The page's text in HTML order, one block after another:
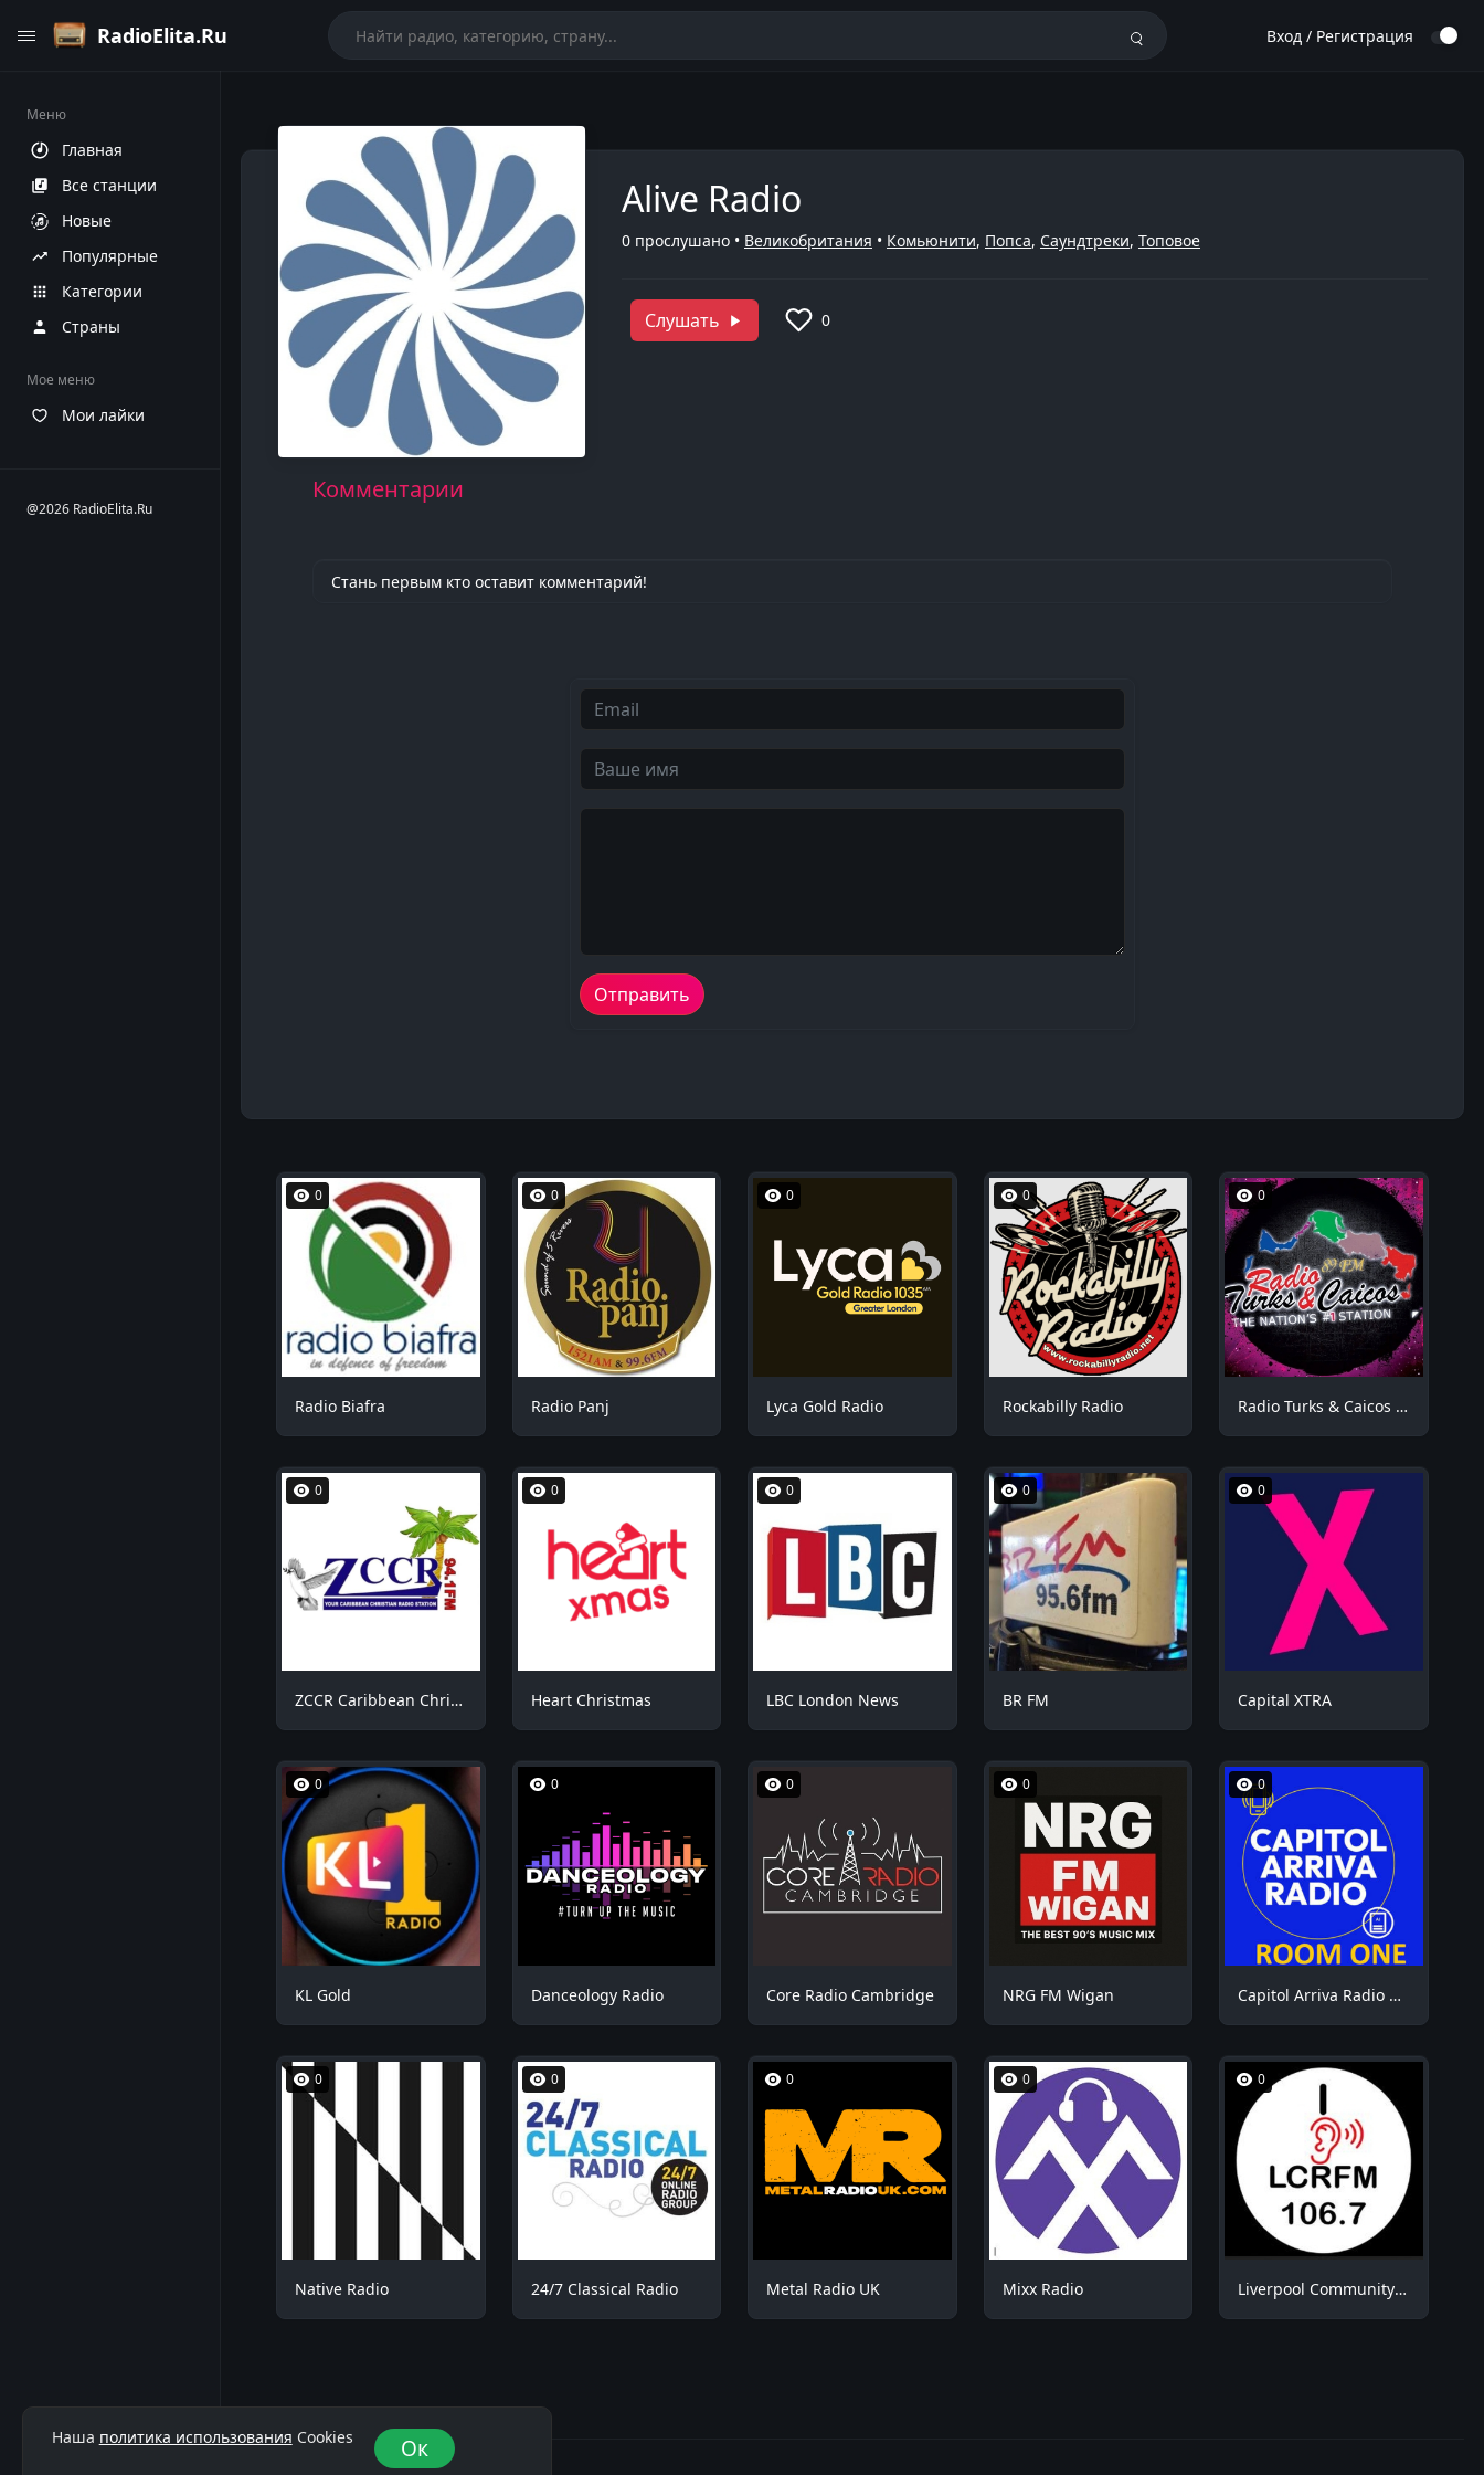
RadioElita.Ru Вход / Регистрация
Меню
Главная
Все станции
Новые
Популярные
Категории
Страны
Мое меню
Мои лайки
@2026 RadioElita.Ru
Alive Radio
0 прослушано • Великобритания • Комьюнити, Попса, Саундтреки, Топовое
Слушать 0
Комментарии
Стань первым кто оставит комментарий!
0
Radio Biafra
0
Radio Panj
0
Lyca Gold Radio
0
Rockabilly Radio
0
Radio Turks & Caicos RTCFM
0
ZCCR Caribbean Christian Radio
0
Heart Christmas
0
LBC London News
0
BR FM
0
Capital XTRA
0
KL Gold
0
Danceology Radio
0
Core Radio Cambridge
0
NRG FM Wigan
0
Capitol Arriva Radio ROOM1
0
Native Radio
0
24/7 Classical Radio
0
Metal Radio UK
0
Mixx Radio
0
Liverpool Community Radio (LCR FM)
Наша политика использования Cookies Ок